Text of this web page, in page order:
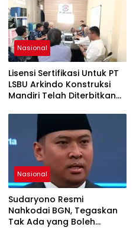
Nasional
Lisensi Sertifikasi Untuk PT
LSBU Arkindo Konstruksi
Mandiri Telah Diterbitkan
Nasional
Sudaryono Resmi
Nahkodai BGN, Tegaskan
Tak Ada yang Boleh